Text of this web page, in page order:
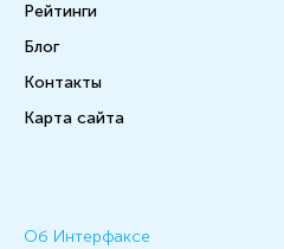
Рейтинги
Блог
Контакты
Карта сайта
Об Интерфаксе